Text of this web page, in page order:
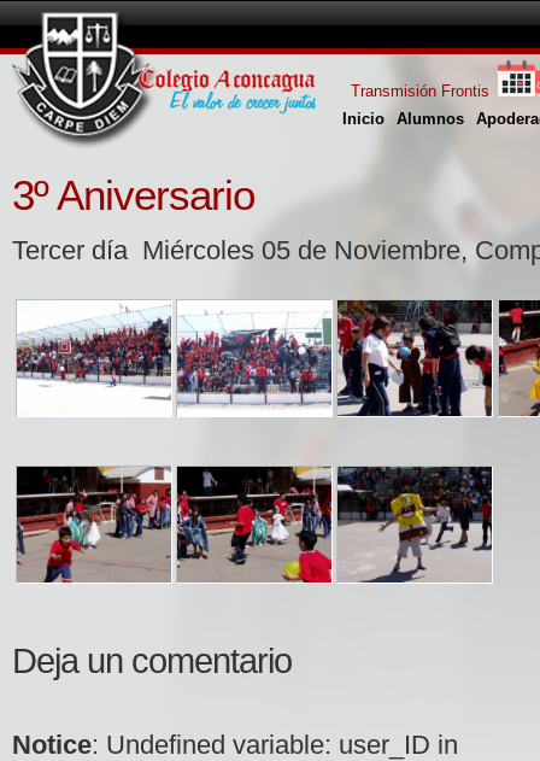
Inicio Alumnos
Transmisión Frontis
3º Aniversario
Tercer día Miércoles 05 de Noviembre,
Deja un comentario
Notice: Undefined variable: user_ID in